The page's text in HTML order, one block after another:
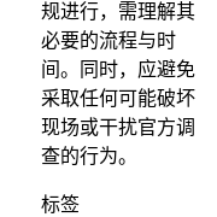
规进行，需理解其
必要的流程与时
间。同时，应避免
采取任何可能破坏
现场或干扰官方调
查的行为。
标签